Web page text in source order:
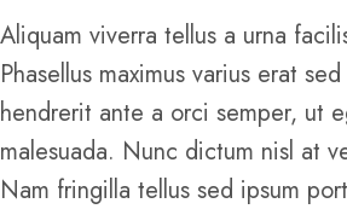
Aliquam viverra tellus a urna
Phasellus maximus varius erat
hendrerit ante a orci semper, ut
malesuada. Nunc dictum nisl at
Nam fringilla tellus sed ipsum